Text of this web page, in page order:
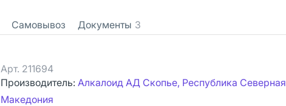
Самовывоз Документы 3
Арт. 211694
Производитель: Алкалоид АД Скопье, Республика Северная
Македония